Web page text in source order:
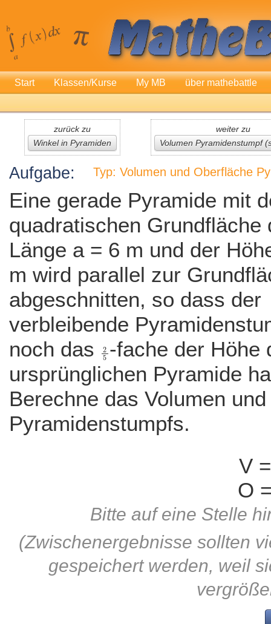
Start Klassen/Kurse My MB über mathebattle
zurück zu
Winkel in Pyramiden
weiter zu
Volumen Pyramidenstumpf
Aufgabe: Typ: Volumen und Oberfläche
Eine gerade Pyramide mit
quadratischen Grundfläche
Länge a = 6 m und der
m wird parallel zur
abgeschnitten, so dass der
verbleibende
noch das
-fache der Höhe
ursprünglichen Pyramide
Berechne das Volumen
Pyramidenstumpfs.
V =
O
Bitte auf eine Stelle
(Zwischenergebnisse sollten
gespeichert werden, weil